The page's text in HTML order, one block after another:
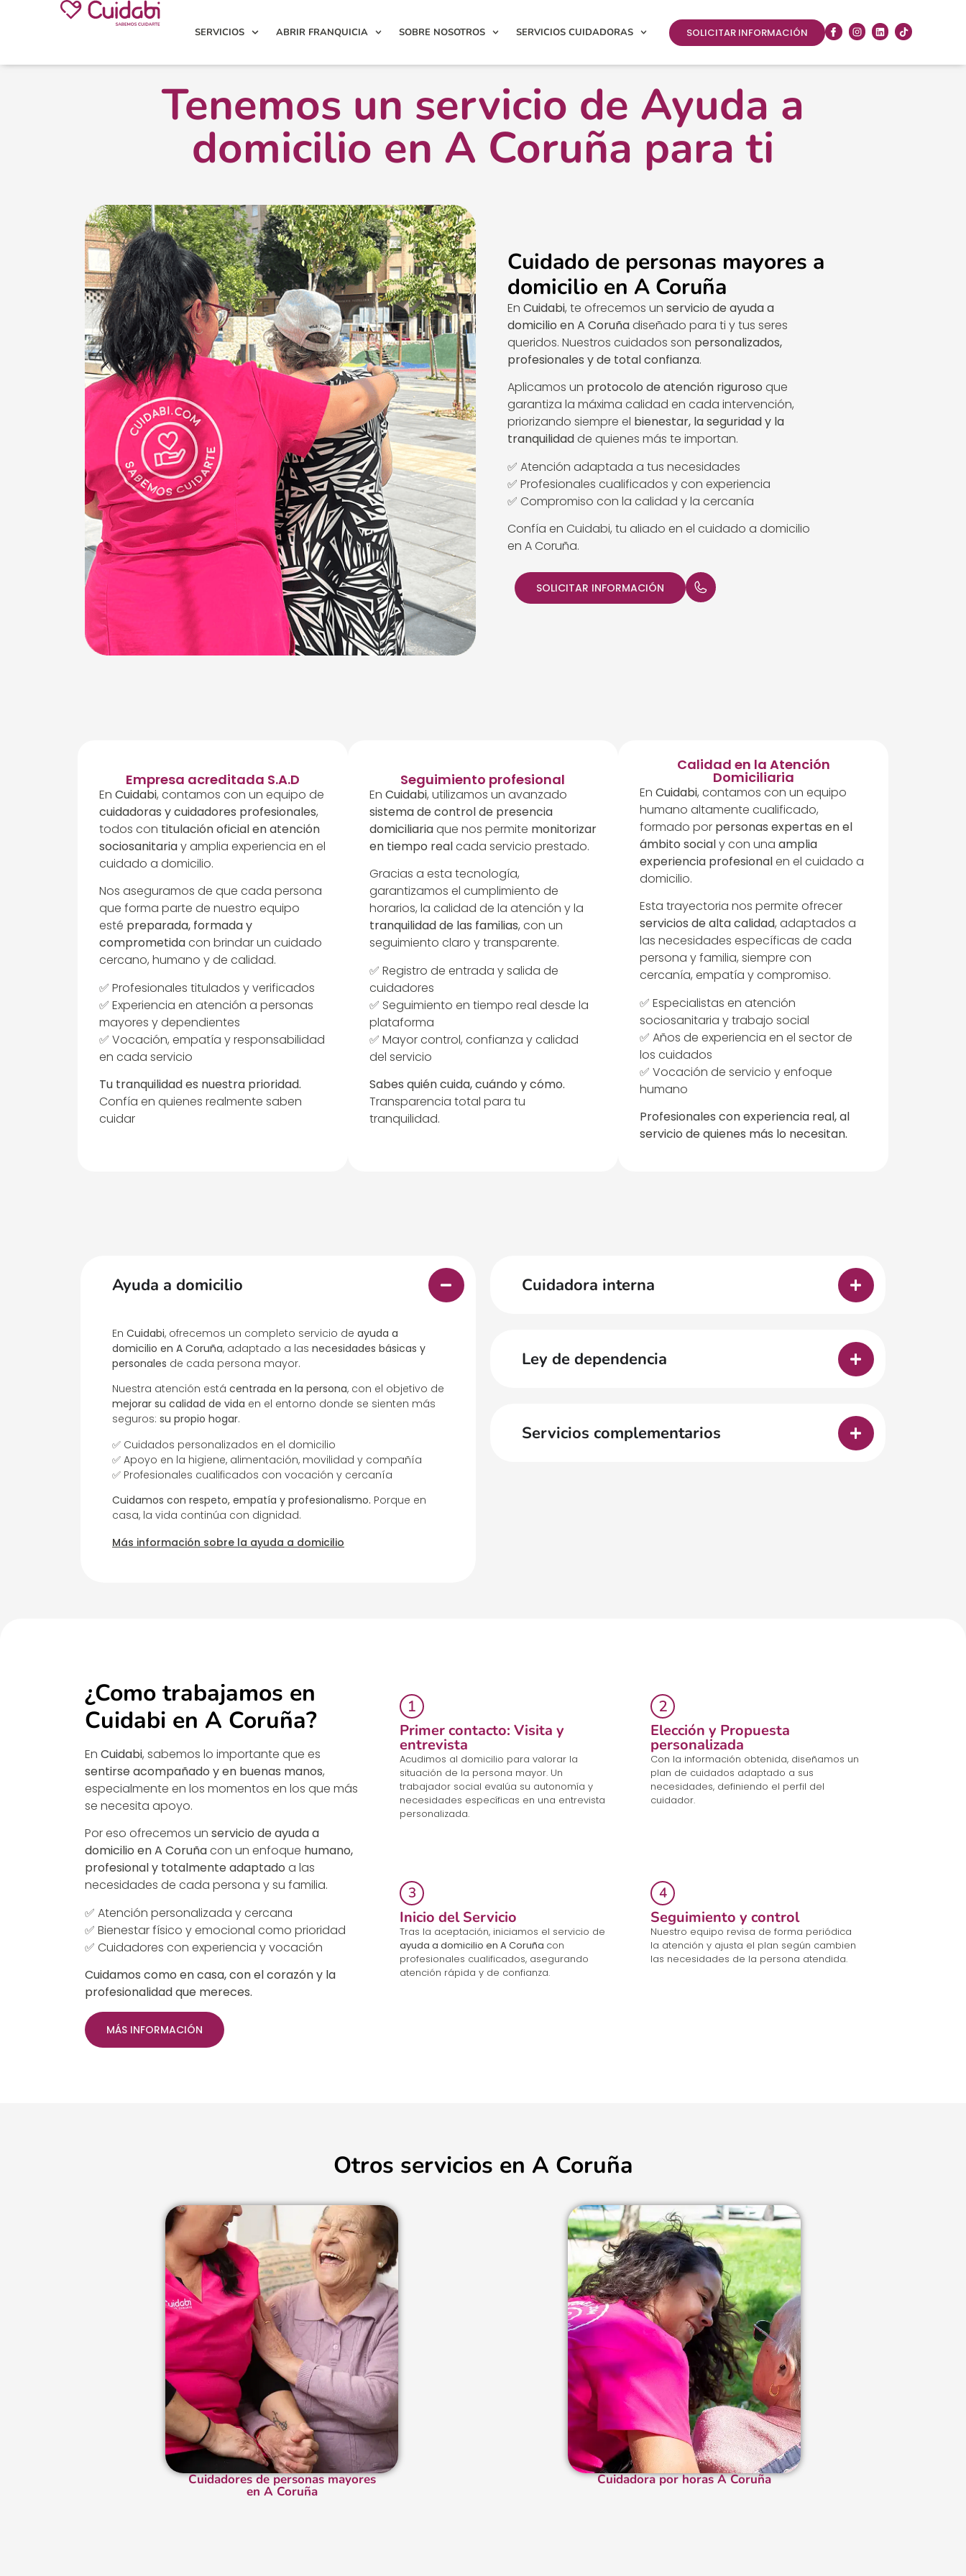
SERVICIOS ABRIR FRANQUICIA SOBRE NOSOTROS SERVICIOS CUIDADORAS SOLICITAR INFORMACIÓN
Tenemos un servicio de Ayuda a
domicilio en A Coruña para ti
Cuidado de personas mayores a
domicilio en A Coruña
En Cuidabi, te ofrecemos un servicio de ayuda a
domicilio en A Coruñadiseñado para ti y tus seres
queridos. Nuestros cuidados son personalizados,
profesionales y de total confianza.
Aplicamos un protocolo de atención riguroso que
garantiza la máxima calidad en cada intervención,
priorizando siempre el bienestar, la seguridad y la
tranquilidadde quienes más te importan.
✅ Atención adaptada a tus necesidades
✅ Profesionales cualificados y con experiencia
✅ Compromiso con la calidad y la cercanía
Confía en Cuidabi, tu aliado en el cuidado a domicilio
en A Coruña.
SOLICITAR INFORMACIÓN
Empresa acreditada S.A.D
En Cuidabi, contamos con un equipo de
cuidadoras y cuidadores profesionales,
todos con titulación oficial en atención
sociosanitariay amplia experiencia en el
cuidado a domicilio.
Nos aseguramos de que cada persona
que forma parte de nuestro equipo
esté preparada, formada y
comprometidacon brindar un cuidado
cercano, humano y de calidad.
✅ Profesionales titulados y verificados
✅ Experiencia en atención a personas
mayores y dependientes
✅ Vocación, empatía y responsabilidad
en cada servicio
Tu tranquilidad es nuestra prioridad.
Confía en quienes realmente saben
cuidar
Seguimiento profesional
En Cuidabi, utilizamos un avanzado
sistema de control de presencia
domiciliariaque nos permite monitorizar
en tiempo realcada servicio prestado.
Gracias a esta tecnología,
garantizamos el cumplimiento de
horarios, la calidad de la atención y la
tranquilidad de las familias, con un
seguimiento claro y transparente.
✅ Registro de entrada y salida de
cuidadores
✅ Seguimiento en tiempo real desde la
plataforma
✅ Mayor control, confianza y calidad
del servicio
Sabes quién cuida, cuándo y cómo.
Transparencia total para tu
tranquilidad.
Calidad en la Atención
Domiciliaria
EnCuidabi, contamos con un equipo
humano altamente cualificado,
formado por personas expertas en el
ámbito socialy con unaamplia
experiencia profesionalen el cuidado a
domicilio.
Esta trayectoria nos permite ofrecer
servicios de alta calidad, adaptados a
las necesidades específicas de cada
persona y familia, siempre con
cercanía, empatía y compromiso.
✅ Especialistas en atención
sociosanitaria y trabajo social
✅ Años de experiencia en el sector de
los cuidados
✅ Vocación de servicio y enfoque
humano
Profesionales con experiencia real, al
servicio de quienes más lo necesitan.
Ayuda a domicilio
En Cuidabi, ofrecemos un completo servicio de ayuda a
domicilio en A Coruña, adaptado a las necesidades básicas y
personales de cada persona mayor.
Nuestra atención está centrada en la persona, con el objetivo de
mejorar su calidad de vida en el entorno donde se sienten más
seguros: su propio hogar.
✅ Cuidados personalizados en el domicilio
✅ Apoyo en la higiene, alimentación, movilidad y compañía
✅ Profesionales cualificados con vocación y cercanía
Cuidamos con respeto, empatía y profesionalismo. Porque en
casa, la vida continúa con dignidad.
Más información sobre la ayuda a domicilio
Cuidadora interna
Ley de dependencia
Servicios complementarios
¿Como trabajamos en
Cuidabi en A Coruña?
En Cuidabi, sabemos lo importante que es
sentirse acompañado y en buenas manos,
especialmente en los momentos en los que más
se necesita apoyo.
Por eso ofrecemos un servicio de ayuda a
domicilio en A Coruñacon un enfoque humano,
profesional y totalmente adaptado a las
necesidades de cada persona y su familia.
✅ Atención personalizada y cercana
✅ Bienestar físico y emocional como prioridad
✅ Cuidadores con experiencia y vocación
Cuidamos como en casa, con el corazón y la
profesionalidad que mereces.
MÁS INFORMACIÓN
Primer contacto: Visita y
entrevista
Acudimos al domicilio para valorar la
situación de la persona mayor. Un
trabajador social evalúa su autonomía y
necesidades específicas en una entrevista
personalizada.
Elección y Propuesta
personalizada
Con la información obtenida, diseñamos un
plan de cuidados adaptado a sus
necesidades, definiendo el perfil del
cuidador.
Inicio del Servicio
Tras la aceptación, iniciamos el servicio de
ayuda a domicilio en A Coruña con
profesionales cualificados, asegurando
atención rápida y de confianza.
Seguimiento y control
Nuestro equipo revisa de forma periódica
la atención y ajusta el plan según cambien
las necesidades de la persona atendida.
Otros servicios en A Coruña
Cuidadores de personas mayores
en A Coruña
Cuidadora por horas A Coruña